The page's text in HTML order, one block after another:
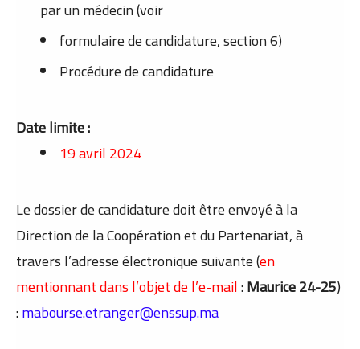
par un médecin (voir
formulaire de candidature, section 6)
Procédure de candidature
Date limite :
19 avril 2024
Le dossier de candidature doit être envoyé à la
Direction de la Coopération et du Partenariat, à
travers l’adresse électronique suivante (en
mentionnant dans l’objet de l’e-mail:Maurice 24-25)
:mabourse.etranger@enssup.ma